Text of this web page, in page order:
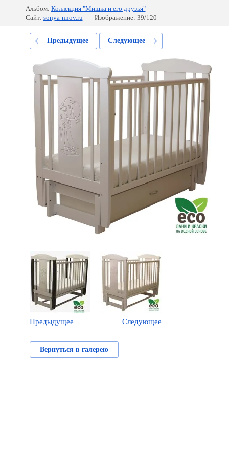
Альбом: Коллекция "Мишка и его друзья"
Сайт: sonya-nnov.ru Изображение: 39/120
Предыдущее Следующее
Предыдущее Следующее
Вернуться в галерею